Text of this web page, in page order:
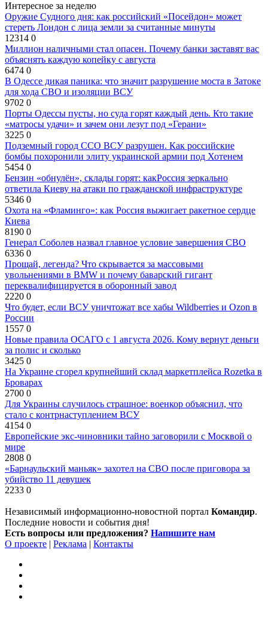
Интересное за неделю
Оружие Судного дня: как российский «Посейдон» может
стереть Лондон с лица земли за считанные минуты
12314 0
Миллион наличными стал опасен. Почему банки заставят вас
объяснять каждую копейку с августа
6474 0
В Одессе дикая паника: что значит разрушение моста в Затоке
для хода СВО и изоляции ВСУ
9702 0
Порты Одессы пусты, но суда горят каждый день. Кто такие
«матросы удачи» и зачем они лезут под «Герани»
3225 0
Подземный город ССО ВСУ разрушен. Как российские
бомбы похоронили элиту украинской армии под Хотенем
5454 0
Бензин «обнулён», склады горят: какРоссия зеркально
ответила Киеву на атаки по гражданской инфраструктуре
5346 0
Охота на «Фламинго»: как Россия выжигает ракетное сердце
Киева
8190 0
Генерал Соболев назвал главное условие завершения СВО
6336 0
Прощай, легенда? Что скрывается за массовыми
увольнениями в BMW и почему баварский гигант
переквалифицируется в оборонный завод
2220 0
Что будет, если ВСУ уничтожат все хабы Wildberries и Ozon в
России
1557 0
Новые правила ОСАГО с 1 августа 2026. Кому вернут деньги
за полис и сколько
3425 0
На Украине сгорел крупнейший склад маркетплейса Rozetka в
Броварах
2700 0
Для Украины случилось страшное: военкор объяснил, что
стало с контрнаступлением ВСУ
4154 0
Европейские экс-чиновники тайно заговорили с Москвой о
мире
2808 0
«Барнаульский маньяк» захотел на СВО после приговора за
убийство 11 девушек
2233 0
Независимый информационно-новостной портал Командир.
Последние новости и события дня!
Есть вопросы или предложения? Напишите нам
О проекте | Реклама | Контакты